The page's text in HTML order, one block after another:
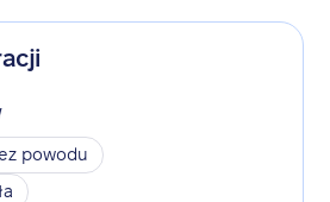
powodu